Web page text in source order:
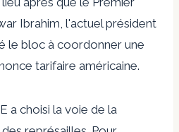
Ibrahim, l'actuel président
le bloc à coordonner une
tarifaire américaine.
a choisi la voie de la